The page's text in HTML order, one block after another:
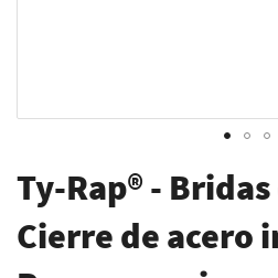
comienzo
de
Ty-Rap® -
Cierre de acero